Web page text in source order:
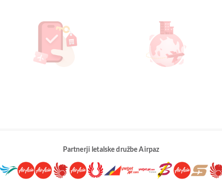
Partnerji letalske družbe Airpaz